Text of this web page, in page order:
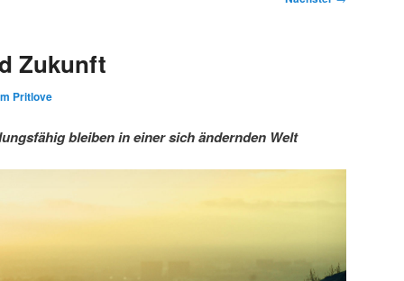
Zukunft
Pritlove
bleiben in einer sich ändernden Welt